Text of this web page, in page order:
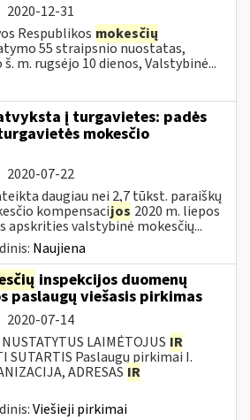
2020-12-31
Respublikos mokesčių
55 straipsnio nuostatas,
m. rugsėjo 10 dienos, Valstybinė...
į turgavietes: padės
mokesčio
2020-07-22
daugiau nei 2,7 tūkst. paraiškų
kompensacijos 2020 m. liepos
apskrities valstybinė mokesčių...
Naujiena
inspekcijos duomenų
paslaugų viešasis pirkimas
2020-07-14
LAIMĖTOJUS IR
SUTARTIS Paslaugų pirkimai I.
ADRESAS IR
Viešieji pirkimai